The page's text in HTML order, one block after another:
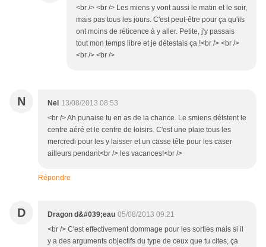
<br /> <br /> Les miens y vont aussi le matin et le soir,
mais pas tous les jours. C'est peut-être pour ça qu'ils
ont moins de réticence à y aller. Petite, j'y passais
tout mon temps libre et je détestais ça !<br /> <br />
<br /> <br />
N Nel 13/08/2013 08:53
<br /> Ah punaise tu en as de la chance. Le smiens détstent le
centre aéré et le centre de loisirs. C'est une plaie tous les
mercredi pour les y laisser et un casse tête pour les caser
ailleurs pendant<br /> les vacances!<br />
Répondre
D Dragon d&#039;eau 05/08/2013 09:21
<br /> C'est effectivement dommage pour les sorties mais si il
y a des arguments objectifs du type de ceux que tu cites, ça